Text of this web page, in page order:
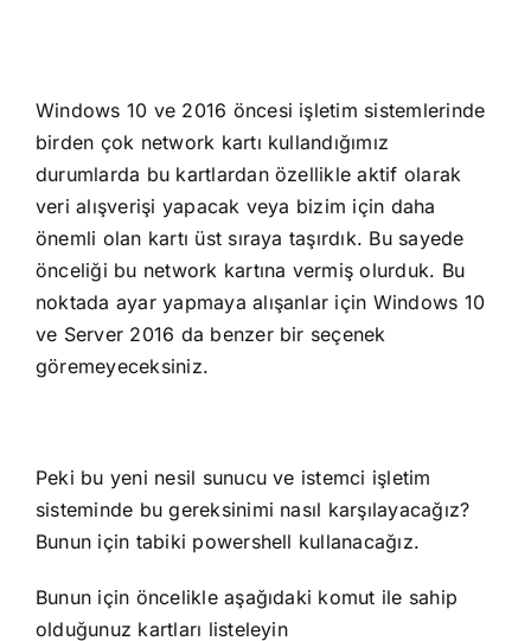
Windows 10 ve 2016 öncesi işletim sistemlerinde
birden çok network kartı kullandığımız
durumlarda bu kartlardan özellikle aktif olarak
veri alışverişi yapacak veya bizim için daha
önemli olan kartı üst sıraya taşırdık. Bu sayede
önceliği bu network kartına vermiş olurduk. Bu
noktada ayar yapmaya alışanlar için Windows 10
ve Server 2016 da benzer bir seçenek
göremeyeceksiniz.
Peki bu yeni nesil sunucu ve istemci işletim
sisteminde bu gereksinimi nasıl karşılayacağız?
Bunun için tabiki powershell kullanacağız.
Bunun için öncelikle aşağıdaki komut ile sahip
olduğunuz kartları listeleyin